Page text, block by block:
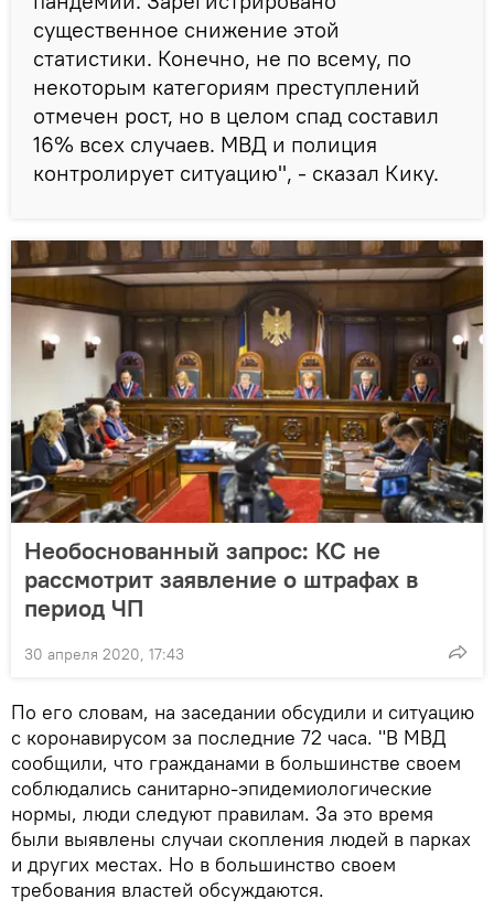
существенное снижение этой
статистики. Конечно, не по всему, по
некоторым категориям преступлений
отмечен рост, но в целом спад составил
16% всех случаев. МВД и полиция
контролирует ситуацию", - сказал Кику.
Необоснованный запрос: КС не
рассмотрит заявление о штрафах в
период ЧП
30 апреля 2020, 17:43
По его словам, на заседании обсудили и ситуацию
с коронавирусом за последние 72 часа. "В МВД
сообщили, что гражданами в большинстве своем
соблюдались санитарно-эпидемиологические
нормы, люди следуют правилам. За это время
были выявлены случаи скопления людей в парках
и других местах. Но в большинство своем
требования властей обсуждаются.